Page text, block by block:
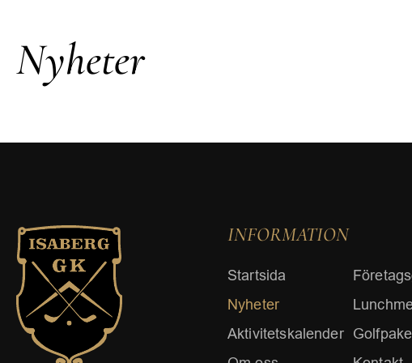
Nyheter
INFORMATION
Startsida
Nyheter
Aktivitetskalender